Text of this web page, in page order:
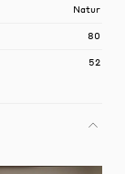
Natur
80
52